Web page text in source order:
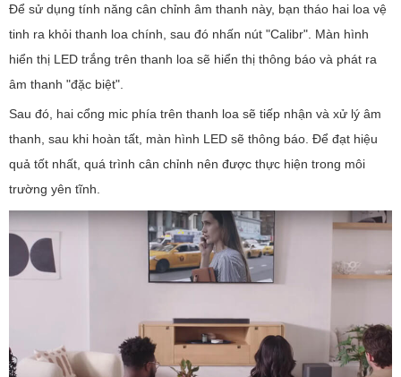
Để sử dụng tính năng cân chỉnh âm thanh này, bạn tháo hai loa vệ
tinh ra khỏi thanh loa chính, sau đó nhấn nút "Calibr". Màn hình
hiển thị LED trắng trên thanh loa sẽ hiển thị thông báo và phát ra
âm thanh "đặc biệt".
Sau đó, hai cổng mic phía trên thanh loa sẽ tiếp nhận và xử lý âm
thanh, sau khi hoàn tất, màn hình LED sẽ thông báo. Để đạt hiệu
quả tốt nhất, quá trình cân chỉnh nên được thực hiện trong môi
trường yên tĩnh.